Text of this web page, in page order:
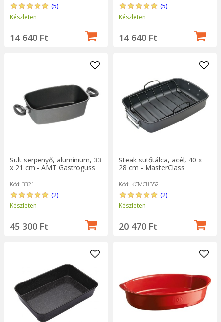
(5)
Készleten
14 640 Ft
(5)
Készleten
14 640 Ft
Sült serpenyő, alumínium, 33
x 21 cm - AMT Gastroguss
Kód: 3321
(2)
Készleten
45 300 Ft
Steak sütőtálca, acél, 40 x
28 cm - MasterClass
Kód: KCMCHB52
(2)
Készleten
20 470 Ft